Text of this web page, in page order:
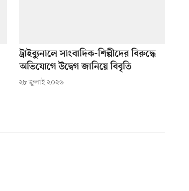
ট্রাইব্যুনালে সাংবাদিক-শিল্পীদের বিরুদ্ধে
অভিযোগে উদ্বেগ জানিয়ে বিবৃতি
২৮ জুলাই ২০২৬